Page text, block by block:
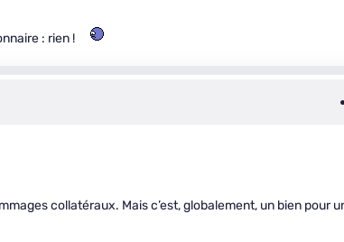
: rien !
collatéraux. Mais c’est, globalement, un bien pour